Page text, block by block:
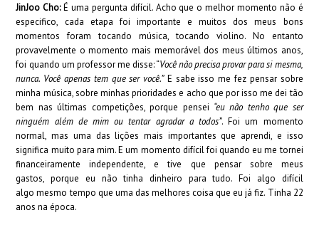
JinJoo Cho:É uma pergunta difícil. Acho que o melhor momento não é
especifico, cada etapa foi importante e muitos dos meus bons
momentos foram tocando música, tocando violino. No entanto
provavelmente o momento mais memorável dos meus últimos anos,
foi quando um professor me disse: “Você não precisa provar para si mesma,
nunca. Você apenas tem que ser você.”E sabe isso me fez pensar sobre
minha música, sobre minhas prioridades e acho que por isso me dei tão
bem nas últimas competições, porque pensei “eu não tenho que ser
ninguém além de mim ou tentar agradar a todos”. Foi um momento
normal, mas uma das lições mais importantes que aprendi, e isso
significa muito para mim. E um momento difícil foi quando eu me tornei
financeiramente independente, e tive que pensar sobre meus
gastos, porque eu não tinha dinheiro para tudo. Foi algo difícil
algo mesmo tempo que uma das melhores coisa que eu já fiz. Tinha 22
anos na época.